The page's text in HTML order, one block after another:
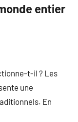
entier
t-il ? Les
une
En